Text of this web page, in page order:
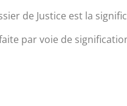
de Justice est la
par voie de